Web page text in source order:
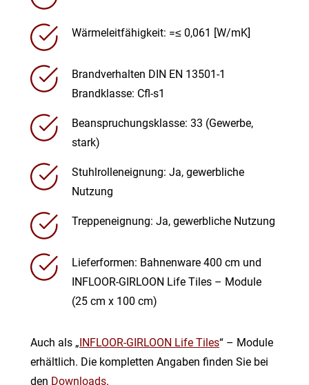
Wärmeleitfähigkeit: =≤ 0,061 [W/mK]
Brandverhalten DIN EN 13501-1
Brandklasse: Cfl-s1
Beanspruchungsklasse: 33 (Gewerbe,
stark)
Stuhlrolleneignung: Ja, gewerbliche
Nutzung
Treppeneignung: Ja, gewerbliche Nutzung
Lieferformen: Bahnenware 400 cm und
INFLOOR-GIRLOON Life Tiles – Module
(25 cm x 100 cm)
Auch als „ INFLOOR-GIRLOON Life Tiles“ – Module
erhältlich. Die kompletten Angaben finden Sie bei
den Downloads.